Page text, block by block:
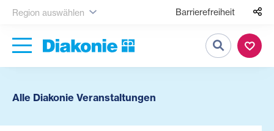
Region auswählen Barrierefreiheit
Suche
Alle Diakonie Veranstaltungen